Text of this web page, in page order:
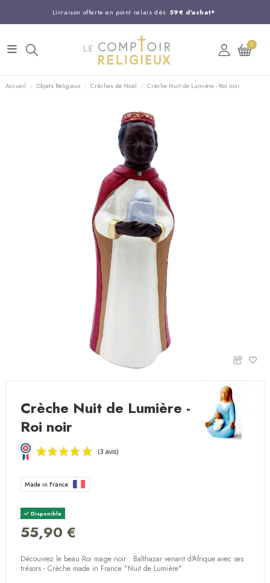
Livraison offerte en point relais dès 59€ d'achat*
Entreprise Française familiale
Support client disponible au 03 20 24 74 15
Commandez avant 14H, expédition le jour même !
0
Accueil Objets Religieux Crèches de Noël Crèche Nuit de Lumière - Roi noir
Crèche Nuit de Lumière -
Roi noir
Made in France
Disponible
55,90 €
Découvrez le beau Roi mage noir : Balthazar venant d'Afrique avec ses
trésors - Crèche made in France "Nuit de Lumière"